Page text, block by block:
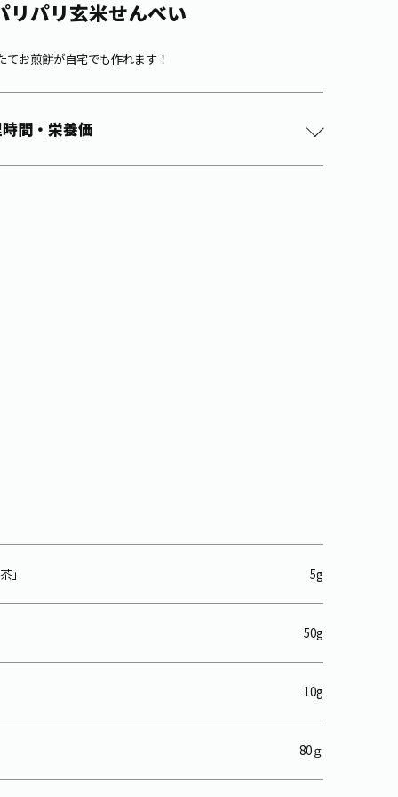
リパリ玄米せんべい
てお煎餅が自宅でも作れます！
間・栄養価
」 5g
50g
10g
80ｇ